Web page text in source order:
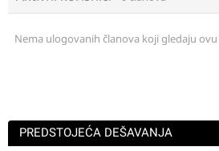
Nema ulogovanih članova koji gledaju
PREDSTOJEĆA DEŠAVANJA